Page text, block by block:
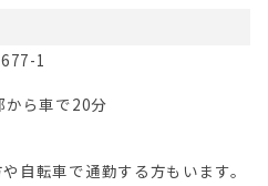
1
から車で20分
自転車で通勤する方もいます。